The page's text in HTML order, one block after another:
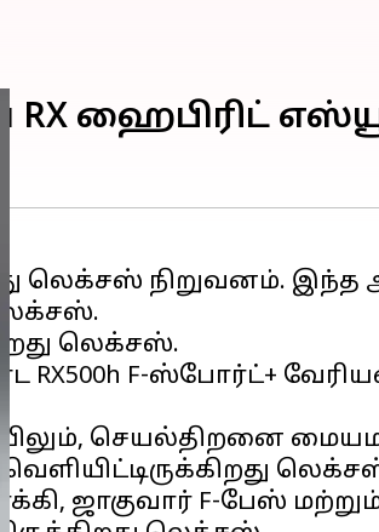
ஹைபிரிட்
லெக்சஸ் நிறுவனம்.
லெக்சஸ்.
RX500h F-ஸ்போர்ட்+
செயல்திறனை
ஜாகுவார் F-பேஸ்